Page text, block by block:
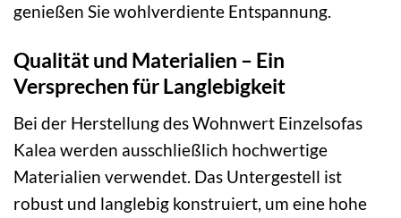
genießen Sie wohlverdiente Entspannung.
Qualität und Materialien – Ein
Versprechen für Langlebigkeit
Bei der Herstellung des Wohnwert Einzelsofas
Kalea werden ausschließlich hochwertige
Materialien verwendet. Das Untergestell ist
robust und langlebig konstruiert, um eine hohe